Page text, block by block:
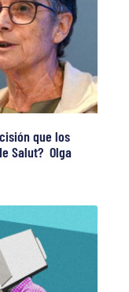
que los
Salut? Olga